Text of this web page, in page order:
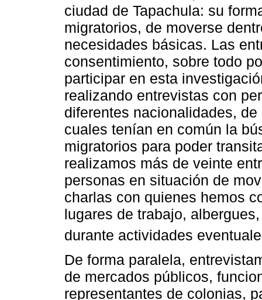
ciudad de Tapachula: su
migratorios, de moverse
necesidades básicas. Las
consentimiento, sobre todo
participar en esta
realizando entrevistas con
diferentes nacionalidades,
cuales tenían en común la
migratorios para poder
realizamos más de veinte
personas en situación de
charlas con quienes hemos
lugares de trabajo,
durante actividades
De forma paralela,
de mercados públicos,
representantes de colonias,